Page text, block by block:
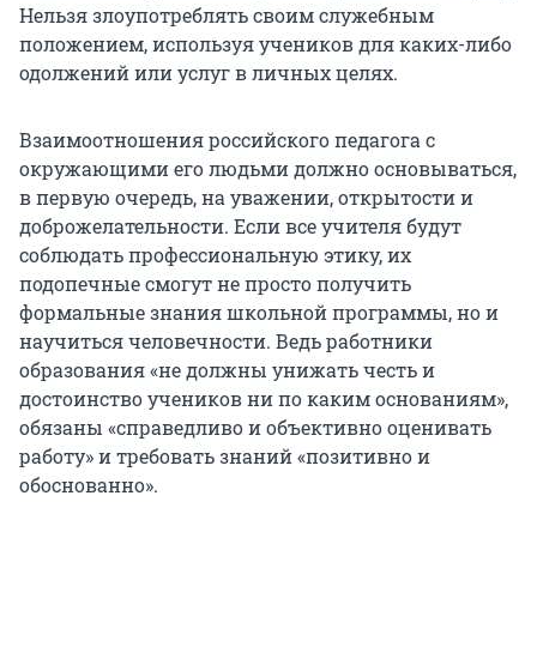
Нельзя злоупотреблять своим служебным
положением, используя учеников для каких-либо
одолжений или услуг в личных целях.
Взаимоотношения российского педагога с
окружающими его людьми должно основываться,
в первую очередь, на уважении, открытости и
доброжелательности. Если все учителя будут
соблюдать профессиональную этику, их
подопечные смогут не просто получить
формальные знания школьной программы, но и
научиться человечности. Ведь работники
образования «не должны унижать честь и
достоинство учеников ни по каким основаниям»,
обязаны «справедливо и объективно оценивать
работу» и требовать знаний «позитивно и
обоснованно».